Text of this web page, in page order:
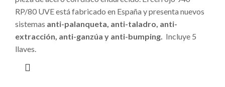
RP/80 UVE está fabricado en España y presenta nuevos
sistemas anti-palanqueta, anti-taladro, anti-
extracción, anti-ganzúa y anti-bumping. Incluye 5
llaves.